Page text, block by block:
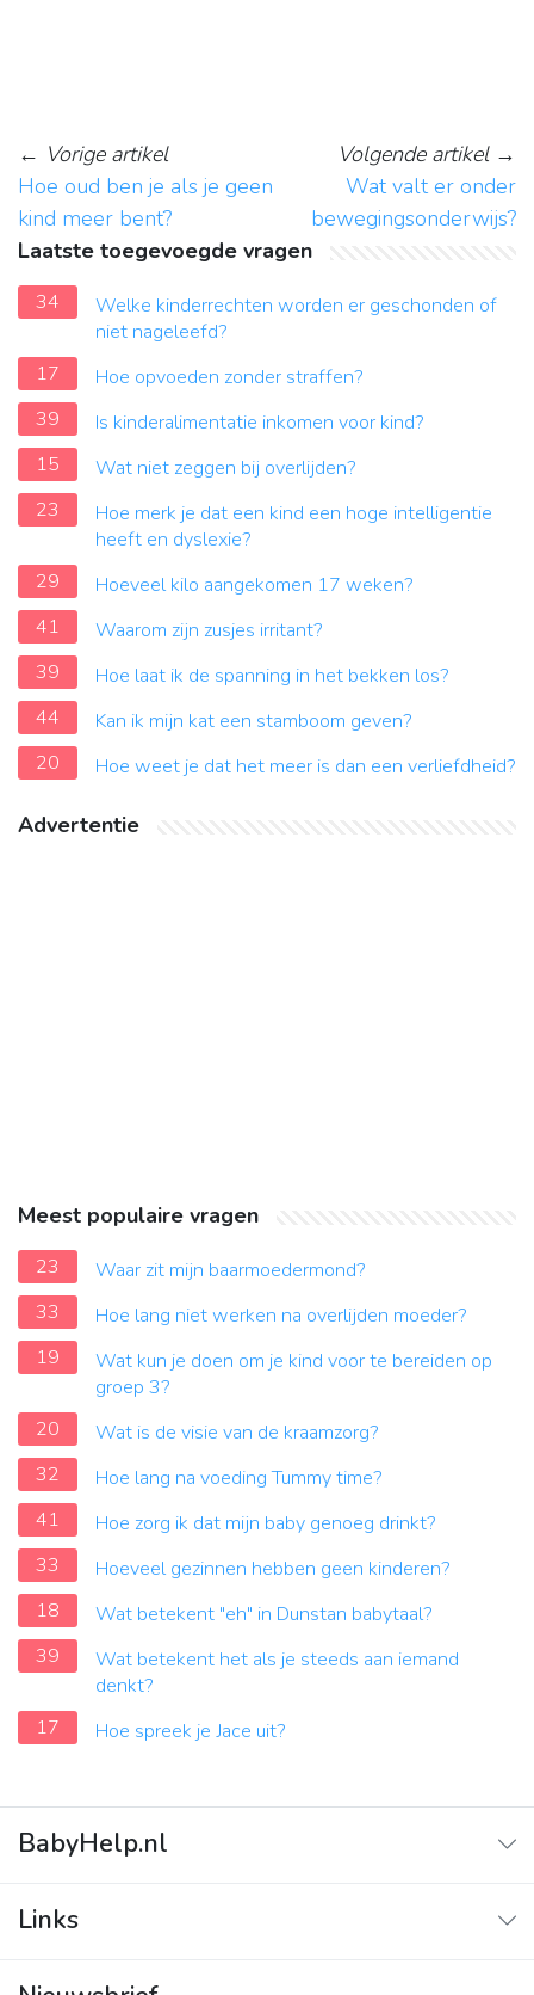
← Vorige artikel
Hoe oud ben je als je geen
kind meer bent?
Volgende artikel→
Wat valt er onder
bewegingsonderwijs?
Laatste toegevoegde vragen
34
Welke kinderrechten worden er geschonden of
niet nageleefd?
17
Hoe opvoeden zonder straffen?
39
Is kinderalimentatie inkomen voor kind?
15
Wat niet zeggen bij overlijden?
23
Hoe merk je dat een kind een hoge intelligentie
heeft en dyslexie?
29
Hoeveel kilo aangekomen 17 weken?
41
Waarom zijn zusjes irritant?
39
Hoe laat ik de spanning in het bekken los?
44
Kan ik mijn kat een stamboom geven?
20
Hoe weet je dat het meer is dan een verliefdheid?
Advertentie
Meest populaire vragen
23
Waar zit mijn baarmoedermond?
33
Hoe lang niet werken na overlijden moeder?
19
Wat kun je doen om je kind voor te bereiden op
groep 3?
20
Wat is de visie van de kraamzorg?
32
Hoe lang na voeding Tummy time?
41
Hoe zorg ik dat mijn baby genoeg drinkt?
33
Hoeveel gezinnen hebben geen kinderen?
18
Wat betekent "eh" in Dunstan babytaal?
39
Wat betekent het als je steeds aan iemand
denkt?
17
Hoe spreek je Jace uit?
BabyHelp.nl
Vraag & Antwoord
Links